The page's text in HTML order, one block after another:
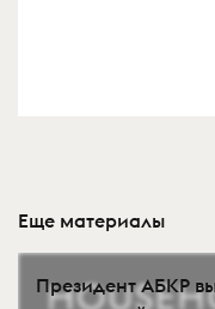
Еще материалы
Президент АБКР